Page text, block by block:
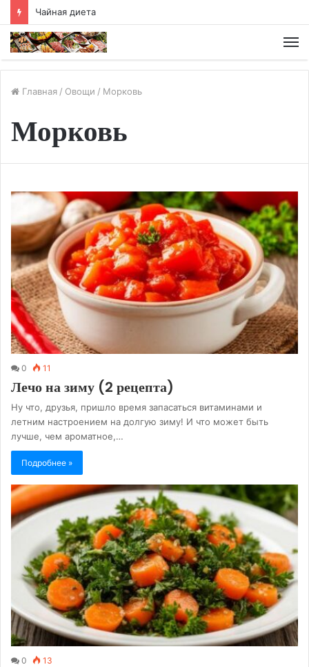
Апельсиновая диета (3 до 5 кг за неделю)
Главная / Овощи / Морковь
Морковь
0 11
Лечо на зиму (2 рецепта)
Ну что, друзья, пришло время запасаться витаминами и
летним настроением на долгую зиму! И что может быть
лучше, чем ароматное,…
Подробнее »
0 13